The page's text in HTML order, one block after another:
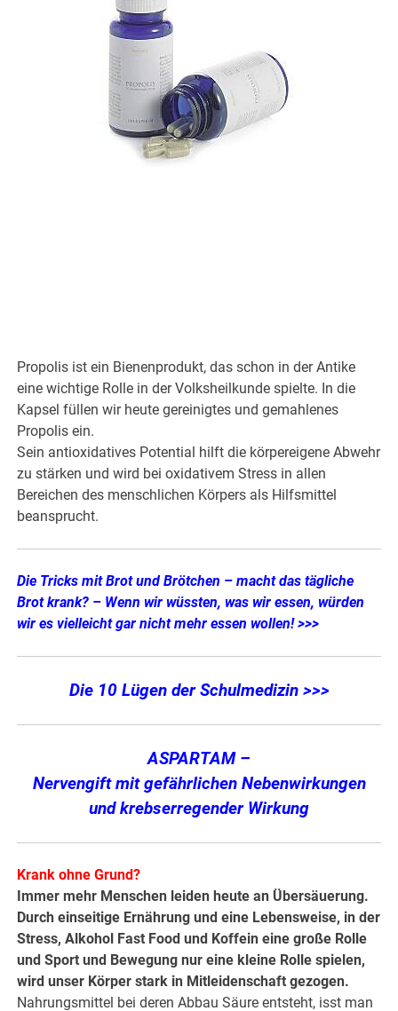
Propolis ist ein Bienenprodukt, das schon in der Antike
eine wichtige Rolle in der Volksheilkunde spielte. In die
Kapsel füllen wir heute gereinigtes und gemahlenes
Propolis ein.
Sein antioxidatives Potential hilft die körpereigene Abwehr
zu stärken und wird bei oxidativem Stress in allen
Bereichen des menschlichen Körpers als Hilfsmittel
beansprucht.
Die Tricks mit Brot und Brötchen – macht das tägliche
Brot krank? – Wenn wir wüssten, was wir essen, würden
wir es vielleicht gar nicht mehr essen wollen! >>>
Die 10 Lügen der Schulmedizin >>>
ASPARTAM –
Nervengift mit gefährlichen Nebenwirkungen
und krebserregender Wirkung
Krank ohne Grund?
Immer mehr Menschen leiden heute an Übersäuerung.
Durch einseitige Ernährung und eine Lebensweise, in der
Stress, Alkohol Fast Food und Koffein eine große Rolle
und Sport und Bewegung nur eine kleine Rolle spielen,
wird unser Körper stark in Mitleidenschaft gezogen.
Nahrungsmittel bei deren Abbau Säure entsteht, isst man